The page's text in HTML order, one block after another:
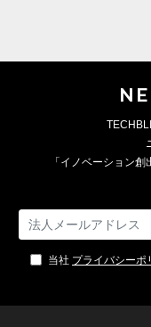
「イノベーション
当社 プライバシーポ